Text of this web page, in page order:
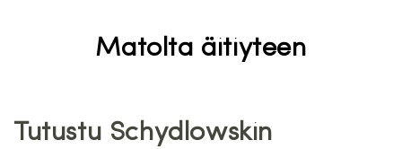
Matolta äitiyteen
Tutustu Schydlowskin